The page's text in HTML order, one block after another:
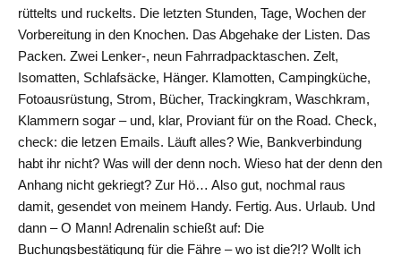
rüttelts und ruckelts. Die letzten Stunden, Tage, Wochen der
Vorbereitung in den Knochen. Das Abgehake der Listen. Das
Packen. Zwei Lenker-, neun Fahrradpacktaschen. Zelt,
Isomatten, Schlafsäcke, Hänger. Klamotten, Campingküche,
Fotoausrüstung, Strom, Bücher, Trackingkram, Waschkram,
Klammern sogar – und, klar, Proviant für on the Road. Check,
check: die letzen Emails. Läuft alles? Wie, Bankverbindung
habt ihr nicht? Was will der denn noch. Wieso hat der denn den
Anhang nicht gekriegt? Zur Hö… Also gut, nochmal raus
damit, gesendet von meinem Handy. Fertig. Aus. Urlaub. Und
dann – O Mann! Adrenalin schießt auf: Die
Buchungsbestätigung für die Fähre – wo ist die?!? Wollt ich